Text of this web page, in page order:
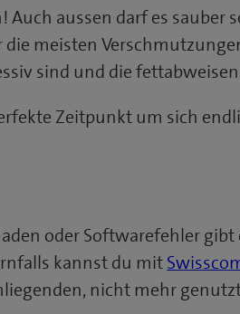
aussen darf es
meisten
sind und die
Zeitpunkt um sich
oder Softwarefehler
kannst du mit
nicht mehr